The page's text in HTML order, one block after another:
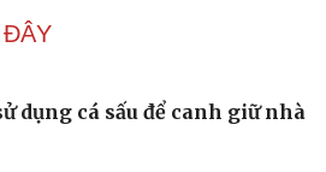
Châu: Cần nâng tầm chất lượng